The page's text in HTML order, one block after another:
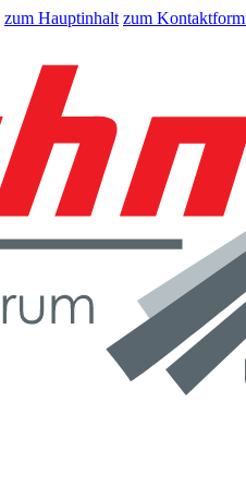
zum Hauptinhalt zum